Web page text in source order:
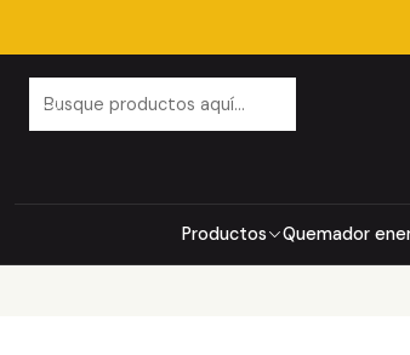
Productos Quemador